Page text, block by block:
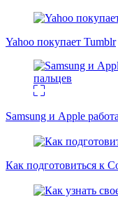
Yahoo покупает Tumblr
Samsung и Apple
Как подготовиться к